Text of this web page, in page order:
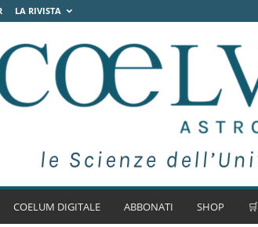
LA RIVISTA
COELUM DIGITALE ABBONATI SHOP 🛒